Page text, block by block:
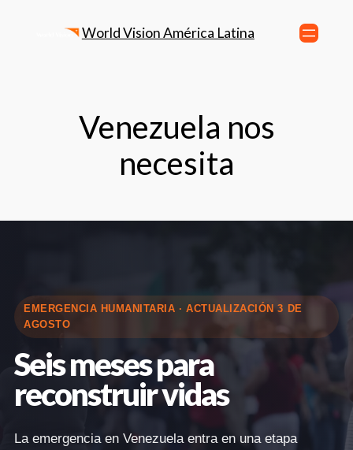
World Vision América Latina
Venezuela nos
necesita
EMERGENCIA HUMANITARIA · ACTUALIZACIÓN 3 DE
AGOSTO
Seis meses para
reconstruir vidas
La emergencia en Venezuela entra en una etapa